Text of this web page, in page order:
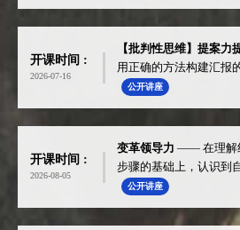
开课时间 :
2026-07-16
【批判性思维】提案力
用正确的方法构建汇报
提案的重点设计提案流
公开讲座
开课时间 :
2026-08-05
变革领导力 —— 在理解组织行动结构及组织变革
步骤的基础上，认识到
应该履行的使命和职责。
公开讲座